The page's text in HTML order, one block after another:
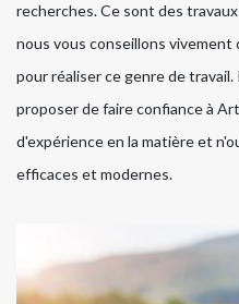
recherches. Ce sont des
nous vous conseillons
pour réaliser ce genre de
proposer de faire confiance à
d'expérience en la matière et
efficaces et modernes.